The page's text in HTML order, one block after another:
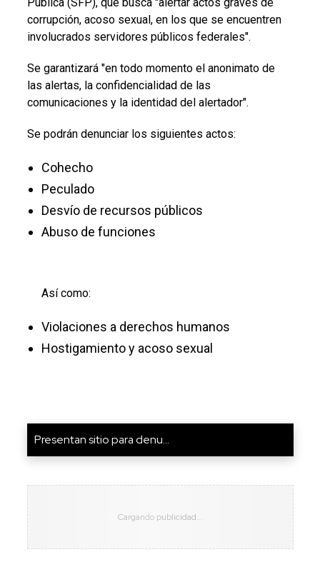
corrupción, acoso sexual, en los que se encuentren
involucrados servidores públicos federales".
Se garantizará "en todo momento el anonimato de
las alertas, la confidencialidad de las
comunicaciones y la identidad del alertador".
Se podrán denunciar los siguientes actos:
Cohecho
Peculado
Desvío de recursos públicos
Abuso de funciones
Así como:
Violaciones a derechos humanos
Hostigamiento y acoso sexual
Presentan sitio para denu...